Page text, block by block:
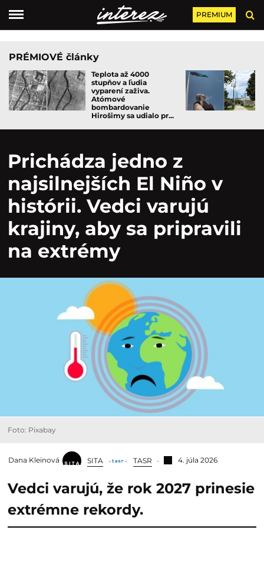
PREMIUM
PRÉMIOVÉ články
Teplota až 4000
stupňov a ľudia
vyparení zaživa.
Atómové
bombardovanie
Hirošimy sa udialo pr...
Prichádza jedno z
najsilnejších El Niño v
histórii. Vedci varujú
krajiny, aby sa pripravili
na extrémy
Foto: Pixabay
Dana Kleinová SITA TASR 4. júla 2026
Vedci varujú, že rok 2027 prinesie
extrémne rekordy.